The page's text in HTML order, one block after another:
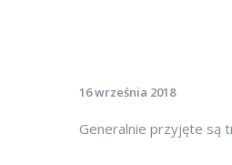
16 września 2018
Generalnie przyjęte są